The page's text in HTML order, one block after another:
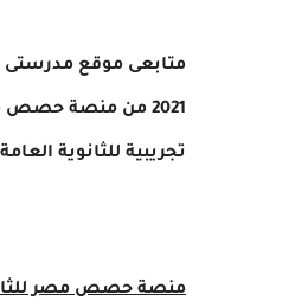
متابعى موقع مدرستى
تجريبية للثانوية العامة 2021
منصة حصص مصر للثانوية العامة 2021